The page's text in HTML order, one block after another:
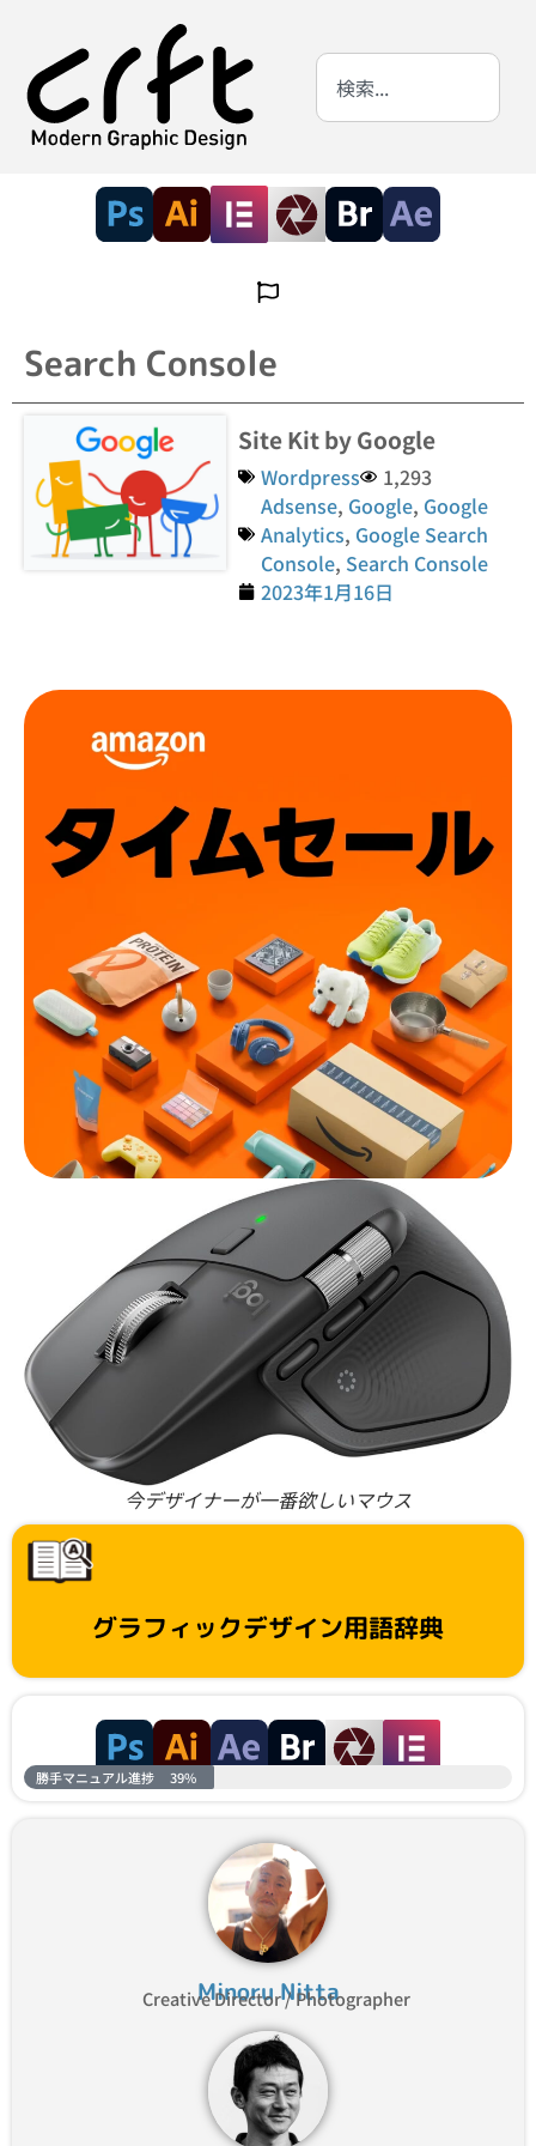
Search Console
Site Kit by Google
Wordpress
1,293
Adsense, Google, Google
Analytics, Google Search
Console, Search Console
2023年1月16日
今デザイナーが一番欲しいマウス
グラフィックデザイン用語辞典
勝手マニュアル進捗 39%
Minoru Nitta
Creative Director / Photographer